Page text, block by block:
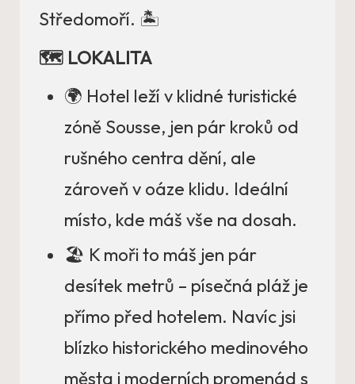
Středomoří. 🏝️
🗺️ LOKALITA
🌍 Hotel leží v klidné turistické
zóně Sousse, jen pár kroků od
rušného centra dění, ale
zároveň v oáze klidu. Ideální
místo, kde máš vše na dosah.
🏖️ K moři to máš jen pár
desítek metrů – písečná pláž je
přímo před hotelem. Navíc jsi
blízko historického medinového
města i moderních promenád s